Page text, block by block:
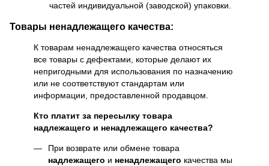
частей индивидуальной (заводской) упаковки.
Товары ненадлежащего качества:
К товарам ненадлежащего качества относяться
все товары с дефектами, которые делают их
непригодными для использования по назначению
или не соответствуют стандартам или
информации, предоставленной продавцом.
Кто платит за пересылку товара
надлежащего и ненадлежащего качества?
При возврате или обмене товара
надлежащего и ненадлежащего качества мы